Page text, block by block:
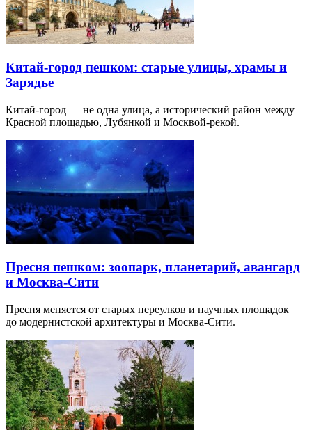
Китай-город пешком: старые улицы, храмы и
Зарядье
Китай-город — не одна улица, а исторический район между
Красной площадью, Лубянкой и Москвой-рекой.
Пресня пешком: зоопарк, планетарий, авангард
и Москва-Сити
Пресня меняется от старых переулков и научных площадок
до модернистской архитектуры и Москва-Сити.